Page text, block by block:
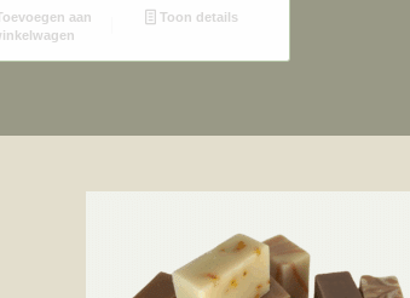
aan
Toon details